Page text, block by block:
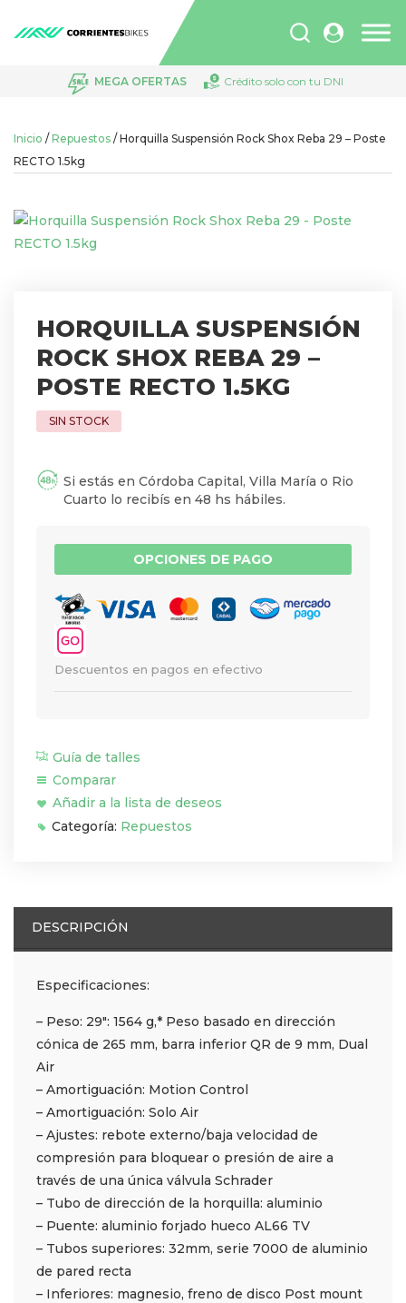
Búsqueda
de
MEGA OFERTAS Crédito solo con tu DNI
Inicio / Repuestos / Horquilla Suspensión Rock Shox Reba 29 – Poste
RECTO 1.5kg
HORQUILLA SUSPENSIÓN
ROCK SHOX REBA 29 –
POSTE RECTO 1.5KG
Guía de talles
Comparar
Añadir a la lista de deseos
Categoría: Repuestos
OPCIONES DE PAGO
Descuentos en pagos en efectivo
Si estás en Córdoba Capital, Villa María o Rio
Cuarto lo recibís en 48 hs hábiles.
DESCRIPCIÓN
Especificaciones:
– Peso: 29″: 1564 g,* Peso basado en dirección
cónica de 265 mm, barra inferior QR de 9 mm, Dual
Air
– Amortiguación: Motion Control
– Amortiguación: Solo Air
– Ajustes: rebote externo/baja velocidad de
compresión para bloquear o presión de aire a
través de una única válvula Schrader
– Tubo de dirección de la horquilla: aluminio
– Puente: aluminio forjado hueco AL66 TV
– Tubos superiores: 32mm, serie 7000 de aluminio
de pared recta
– Inferiores: magnesio, freno de disco Post mount